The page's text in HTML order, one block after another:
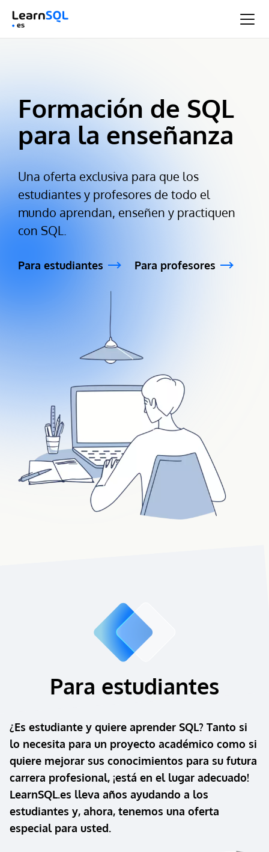
Formación de SQL
para la enseñanza
Una oferta exclusiva para que los
estudiantes y profesores de todo el
mundo aprendan, enseñen y practiquen
con SQL.
Para estudiantes Para profesores
Para estudiantes
¿Es estudiante y quiere aprender SQL? Tanto si
lo necesita para un proyecto académico como si
quiere mejorar sus conocimientos para su futura
carrera profesional, ¡está en el lugar adecuado!
LearnSQL.es lleva años ayudando a los
estudiantes y, ahora, tenemos una oferta
especialpara usted.